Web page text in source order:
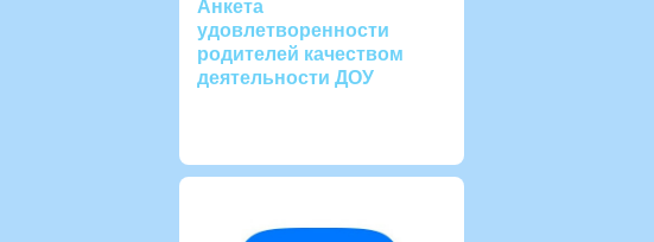
Анкета
удовлетворенности
родителей качеством
деятельности ДОУ